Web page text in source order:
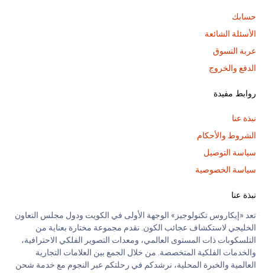
حسابك
الأسئلة الشائعة
عربة التسوق
الدفع والخروج
روابط مفيدة
نبذة عنا
الشروط والأحكام
سياسة التوصيل
سياسة الخصوصية
نبذة عنا
تعد «إيكاروس تكنولوجيز» الوجهة الأولى في الكويت ودول مجلس التعاون
الخليجي لاستكشاف عجائب الكون. نقدم مجموعة مختارة بعناية من
التلسكوبات ذات المستوى العالمي، ومعدات التصوير الفلكي الاحترافية،
والخدمات الفلكية المتخصصة. من خلال الجمع بين العلامات التجارية
العالمية والخبرة المحلية، نرشدكم في رحلتكم عبر النجوم مع خدمة شحن